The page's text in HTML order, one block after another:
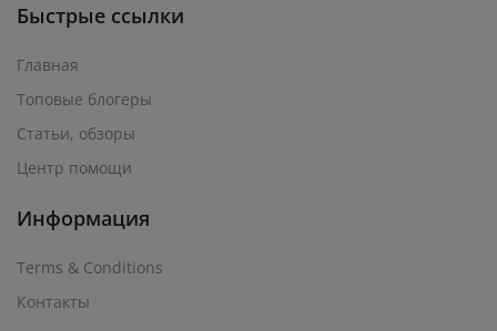
Быстрые ссылки
Главная
Топовые блогеры
Статьи, обзоры
Центр помощи
Информация
Terms & Conditions
Контакты